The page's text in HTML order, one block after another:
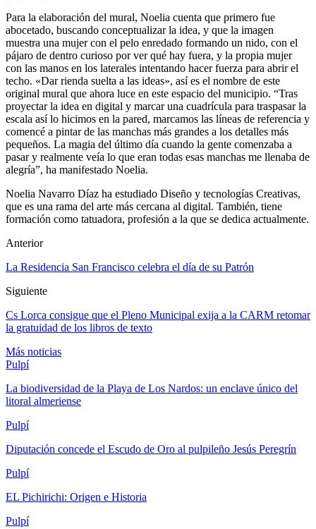
Para la elaboración del mural, Noelia cuenta que primero fue
abocetado, buscando conceptualizar la idea, y que la imagen
muestra una mujer con el pelo enredado formando un nido, con el
pájaro de dentro curioso por ver qué hay fuera, y la propia mujer
con las manos en los laterales intentando hacer fuerza para abrir el
techo. «Dar rienda suelta a las ideas», así es el nombre de este
original mural que ahora luce en este espacio del municipio. “Tras
proyectar la idea en digital y marcar una cuadrícula para traspasar la
escala así lo hicimos en la pared, marcamos las líneas de referencia y
comencé a pintar de las manchas más grandes a los detalles más
pequeños. La magia del último día cuando la gente comenzaba a
pasar y realmente veía lo que eran todas esas manchas me llenaba de
alegría”, ha manifestado Noelia.
Noelia Navarro Díaz ha estudiado Diseño y tecnologías Creativas,
que es una rama del arte más cercana al digital. También, tiene
formación como tatuadora, profesión a la que se dedica actualmente.
Anterior
La Residencia San Francisco celebra el día de su Patrón
Siguiente
Cs Lorca consigue que el Pleno Municipal exija a la CARM retomar
la gratuidad de los libros de texto
Más noticias
Pulpí
La biodiversidad de la Playa de Los Nardos: un enclave único del
litoral almeriense
Pulpí
Diputación concede el Escudo de Oro al pulpileño Jesús Peregrín
Pulpí
EL Pichirichi: Origen e Historia
Pulpí